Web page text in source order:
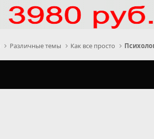
Различные темы Как все просто